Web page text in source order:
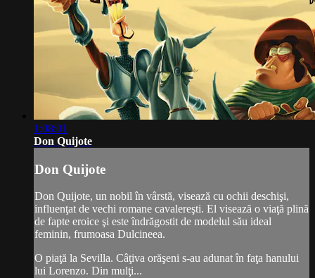
1:08:01
Don Quijote
Don Quijote
Don Quijote, un nobil în vârstă, visează cu ochii deschişi,
influenţat de vechi romane cavalereşti. El visează o viaţă plină
de fapte eroice şi este îndrăgostit de modelul său ideal
feminin, frumoasa Dulcineea.
O piaţă la Sevilla. Câţiva orăşeni s-au adunat în faţa hanului
lui Lorenzo. Din mulţi...